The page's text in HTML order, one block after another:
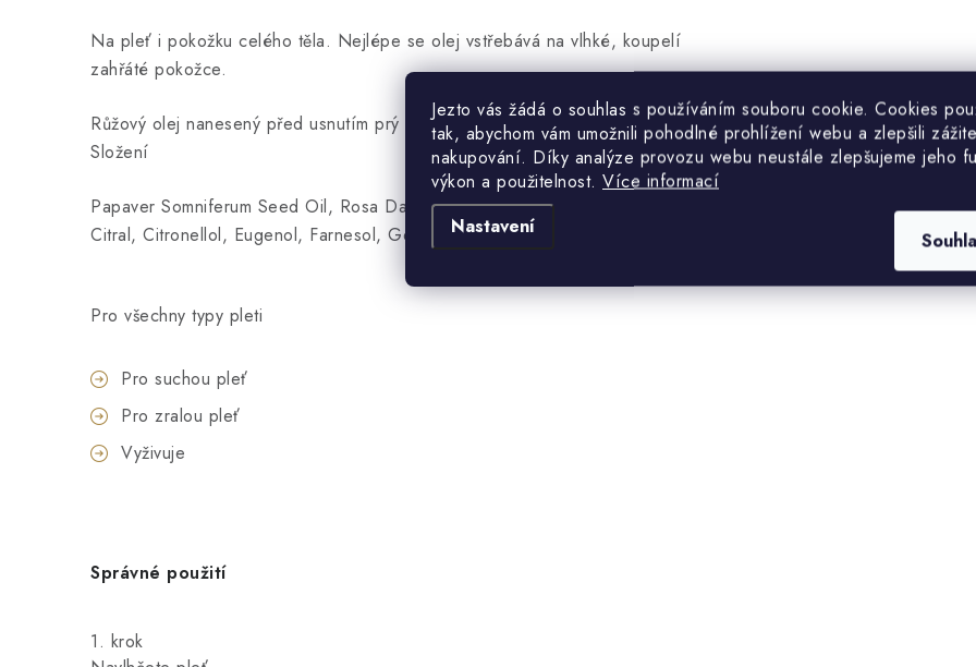
Jezto vás žádá o souhlas s používáním souboru cookie. Cookies
tak, abychom vám umožnili pohodlné prohlížení webu a zlepšili
nakupování. Díky analýze provozu webu neustále zlepšujeme jeho
výkon a použitelnost. Více informací
Nastavení
Na pleť i pokožku celého těla. Nejlépe se olej vstřebává na vlhké, koupelí
zahřáté pokožce.
Růžový olej nanesený před usnutím prý dokáže přivolat růžové sny.
Složení
Papaver Somniferum Seed Oil, Rosa Damascena Flower Oil, Tocopherol,
Citral, Citronellol, Eugenol, Farnesol, Geraniol, Linalool
Pro všechny typy pleti
Pro suchou pleť
Pro zralou pleť
Vyživuje
Správné použití
1. krok